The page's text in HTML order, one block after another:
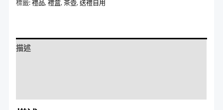
標籤:禮品,禮盒,茶壺,送禮自用
描述